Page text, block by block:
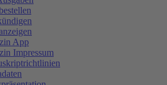
App
Impressum